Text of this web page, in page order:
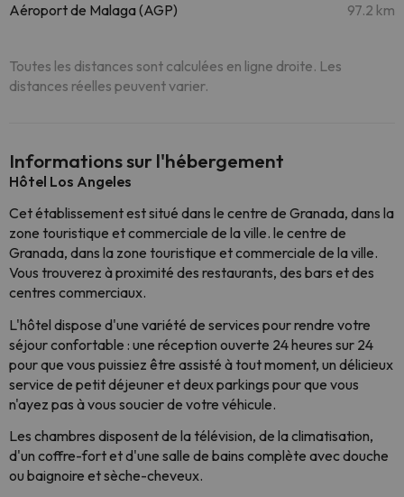
Aéroport de Malaga (AGP) 97.2 km
Toutes les distances sont calculées en ligne droite. Les
distances réelles peuvent varier.
Informations sur l'hébergement
Hôtel Los Angeles
Cet établissement est situé dans le centre de Granada, dans la
zone touristique et commerciale de la ville. le centre de
Granada, dans la zone touristique et commerciale de la ville.
Vous trouverez à proximité des restaurants, des bars et des
centres commerciaux.
L'hôtel dispose d'une variété de services pour rendre votre
séjour confortable : une réception ouverte 24 heures sur 24
pour que vous puissiez être assisté à tout moment, un délicieux
service de petit déjeuner et deux parkings pour que vous
n'ayez pas à vous soucier de votre véhicule.
Les chambres disposent de la télévision, de la climatisation,
d'un coffre-fort et d'une salle de bains complète avec douche
ou baignoire et sèche-cheveux.